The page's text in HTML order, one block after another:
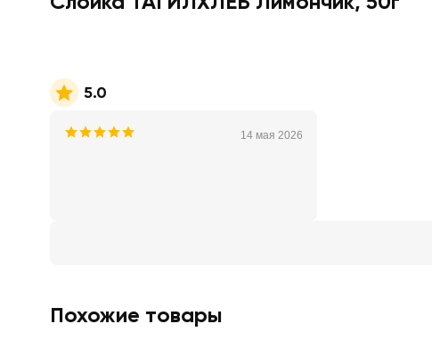
5.0
14 мая 2026
Похожие товары